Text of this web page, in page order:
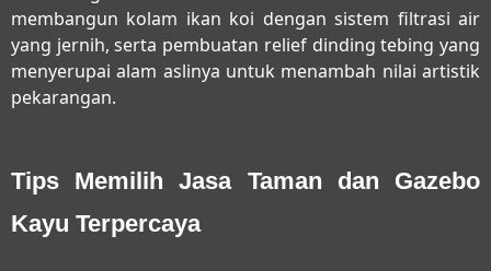
membangun kolam ikan koi dengan sistem filtrasi air
yang jernih, serta pembuatan relief dinding tebing yang
menyerupai alam aslinya untuk menambah nilai artistik
pekarangan.
Tips Memilih Jasa Taman dan Gazebo
Kayu Terpercaya